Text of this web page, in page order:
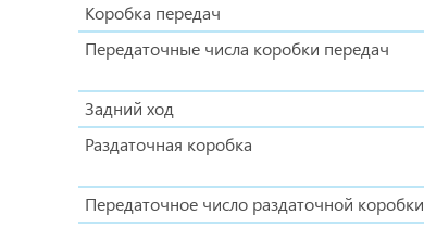
Коробка передач
Передаточные числа коробки передач
Задний ход
Раздаточная коробка
Передаточное число раздаточной коробки